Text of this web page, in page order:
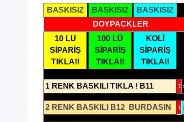
BASKISIZ BASKISIZ
BASKISIZ
DOYPACKLER
10 LU
SİPARİŞ
TIKLA!!
100 LÜ
SİPARİŞ
TIKLA!!
KOLİ
SİPARİŞ
TIKLA!!
1 RENK BASKILI TIKLA ! B11 1
2 RENK BASKILI B12 BURDASIN 1